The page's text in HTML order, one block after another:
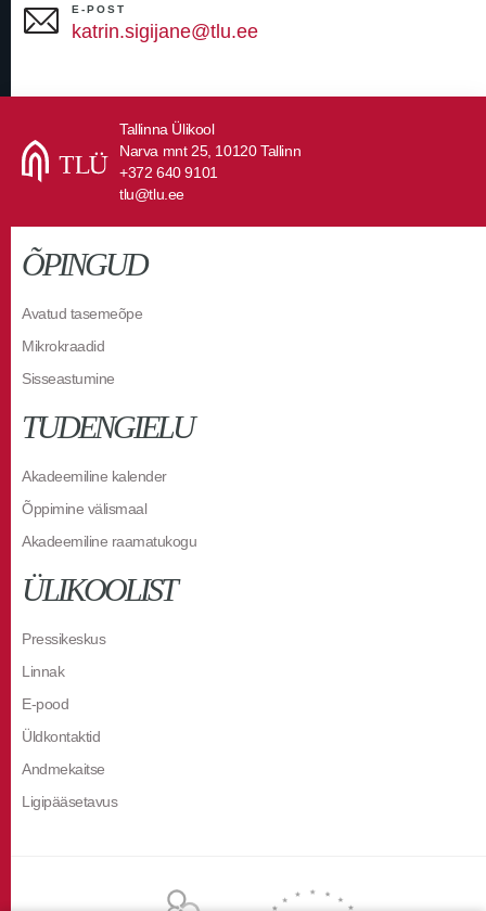
E-POST
katrin.sigijane@tlu.ee
Tallinna Ülikool
Narva mnt 25, 10120 Tallinn
+372 640 9101
tlu@tlu.ee
ÕPINGUD
Avatud tasemeõpe
Mikrokraadid
Sisseastumine
TUDENGIELU
Akadeemiline kalender
Õppimine välismaal
Akadeemiline raamatukogu
ÜLIKOOLIST
Pressikeskus
Linnak
E-pood
Üldkontaktid
Andmekaitse
Ligipääsetavus